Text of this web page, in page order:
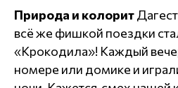
Природа и колорит
всё же фишкой поездки
«Крокодила»! Каждый
номере или домике и